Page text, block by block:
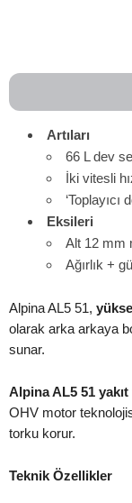
Artıları
66 L dev
İki vitesli
‘Toplayıcı
Eksileri
Alt 12 mm
Ağırlık +
Alpina AL5 51,
olarak arka arkaya
sunar.
Alpina AL5 51
OHV motor
torku korur.
Teknik Özellikler